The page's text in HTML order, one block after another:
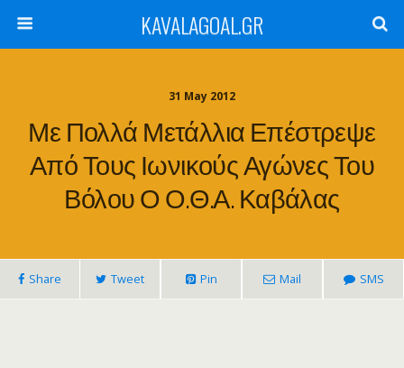
KAVALAGOAL.GR
31 May 2012
Με Πολλά Μετάλλια Επέστρεψε
Από Τους Ιωνικούς Αγώνες Του
Βόλου Ο Ο.Θ.Α. Καβάλας
Share Tweet Pin Mail SMS